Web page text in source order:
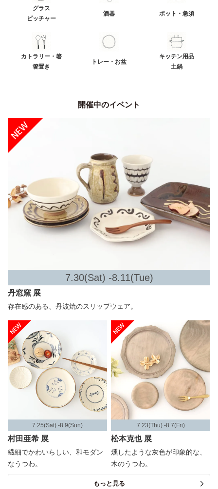
グラス
ピッチャー
酒器 ポット・急須
カトラリー・箸
箸置き
トレー・お盆
キッチン用品
土鍋
開催中のイベント
7.30(Sat) -8.11(Tue)
丹窓窯 展
存在感のある、丹波焼のスリップウェア。
7.25(Sat) -8.9(Sun)
村田亜希 展
繊細でかわいらしい、和モダン
なうつわ。
7.23(Thu) -8.7(Fri)
松本克也 展
燻したような灰色が印象的な、
木のうつわ。
もっと見る